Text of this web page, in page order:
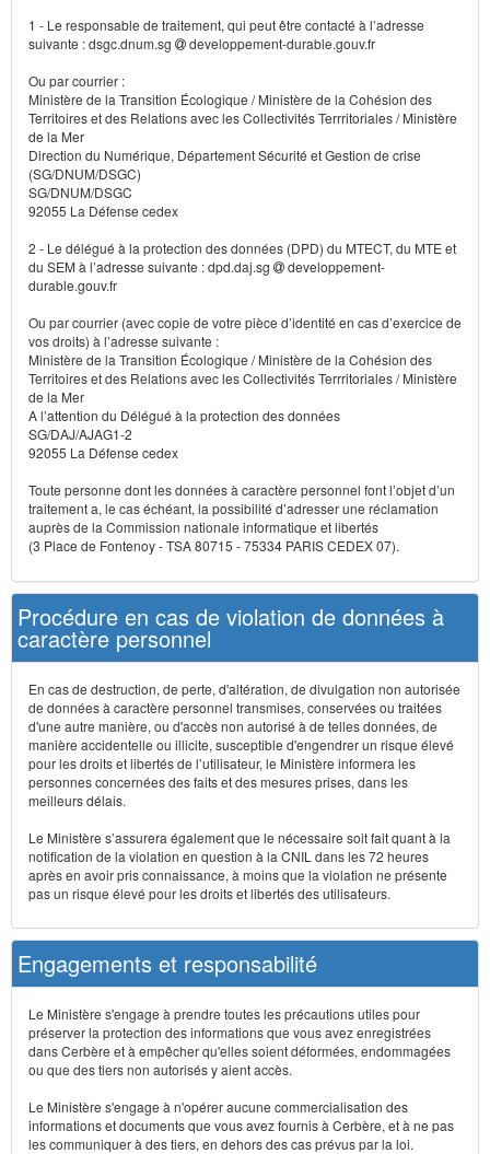
1 - Le responsable de traitement, qui peut être contacté à l’adresse
suivante : dsgc.dnum.sg
developpement-durable.gouv.fr
Ou par courrier :
Ministère de la Transition Écologique / Ministère de la Cohésion des
Territoires et des Relations avec les Collectivités Terrritoriales / Ministère
de la Mer
Direction du Numérique, Département Sécurité et Gestion de crise
(SG/DNUM/DSGC)
SG/DNUM/DSGC
92055 La Défense cedex
2 - Le délégué à la protection des données (DPD) du MTECT, du MTE et
du SEM à l’adresse suivante : dpd.daj.sg
developpement-
durable.gouv.fr
Ou par courrier (avec copie de votre pièce d’identité en cas d’exercice de
vos droits) à l’adresse suivante :
Ministère de la Transition Écologique / Ministère de la Cohésion des
Territoires et des Relations avec les Collectivités Terrritoriales / Ministère
de la Mer
A l’attention du Délégué à la protection des données
SG/DAJ/AJAG1-2
92055 La Défense cedex
Toute personne dont les données à caractère personnel font l’objet d’un
traitement a, le cas échéant, la possibilité d’adresser une réclamation
auprès de la Commission nationale informatique et libertés
(3 Place de Fontenoy - TSA 80715 - 75334 PARIS CEDEX 07).
Procédure en cas de violation de données à
caractère personnel
En cas de destruction, de perte, d'altération, de divulgation non autorisée
de données à caractère personnel transmises, conservées ou traitées
d'une autre manière, ou d'accès non autorisé à de telles données, de
manière accidentelle ou illicite, susceptible d'engendrer un risque élevé
pour les droits et libertés de l’utilisateur, le Ministère informera les
personnes concernées des faits et des mesures prises, dans les
meilleurs délais.
Le Ministère s’assurera également que le nécessaire soit fait quant à la
notification de la violation en question à la CNIL dans les 72 heures
après en avoir pris connaissance, à moins que la violation ne présente
pas un risque élevé pour les droits et libertés des utilisateurs.
Engagements et responsabilité
Le Ministère s'engage à prendre toutes les précautions utiles pour
préserver la protection des informations que vous avez enregistrées
dans Cerbère et à empêcher qu'elles soient déformées, endommagées
ou que des tiers non autorisés y aient accès.
Le Ministère s'engage à n'opérer aucune commercialisation des
informations et documents que vous avez fournis à Cerbère, et à ne pas
les communiquer à des tiers, en dehors des cas prévus par la loi.